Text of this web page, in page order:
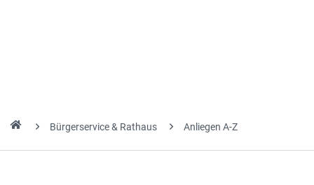
Bürgerservice & Rathaus Anliegen A-Z